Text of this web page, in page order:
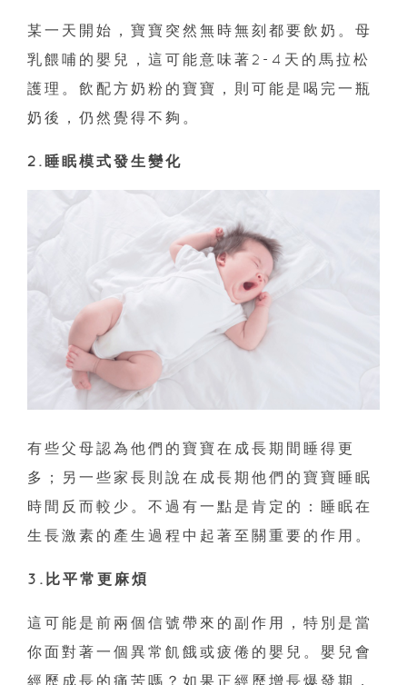
某一天開始，寶寶突然無時無刻都要飲奶。母
乳餵哺的嬰兒，這可能意味著2-4天的馬拉松
護理。飲配方奶粉的寶寶，則可能是喝完一瓶
奶後，仍然覺得不夠。
2.睡眠模式發生變化
有些父母認為他們的寶寶在成長期間睡得更
多；另一些家長則說在成長期他們的寶寶睡眠
時間反而較少。不過有一點是肯定的：睡眠在
生長激素的產生過程中起著至關重要的作用。
3.比平常更麻煩
這可能是前兩個信號帶來的副作用，特別是當
你面對著一個異常飢餓或疲倦的嬰兒。嬰兒會
經歷成長的痛苦嗎？如果正經歷增長爆發期，